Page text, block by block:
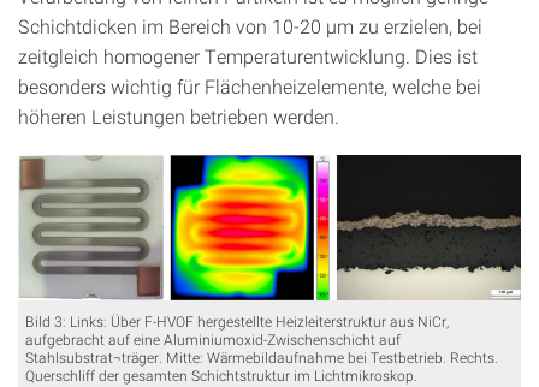
Schichtdicken im Bereich von 10-20 µm zu erzielen, bei
zeitgleich homogener Temperaturentwicklung. Dies ist
besonders wichtig für Flächenheizelemente, welche bei
höheren Leistungen betrieben werden.
Bild 3: Links: Über F-HVOF hergestellte Heizleiterstruktur aus NiCr,
aufgebracht auf eine Aluminiumoxid-Zwischenschicht auf
Stahlsubstrat¬träger. Mitte: Wärmebildaufnahme bei Testbetrieb. Rechts.
Querschliff der gesamten Schichtstruktur im Lichtmikroskop.